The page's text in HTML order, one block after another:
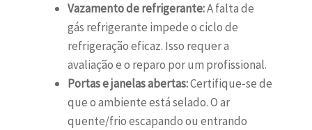
Vazamento de refrigerante:A falta de
gás refrigerante impede o ciclo de
refrigeração eficaz. Isso requer a
avaliação e o reparo por um profissional.
Portas e janelas abertas:Certifique-se de
que o ambiente está selado. O ar
quente/frio escapando ou entrando